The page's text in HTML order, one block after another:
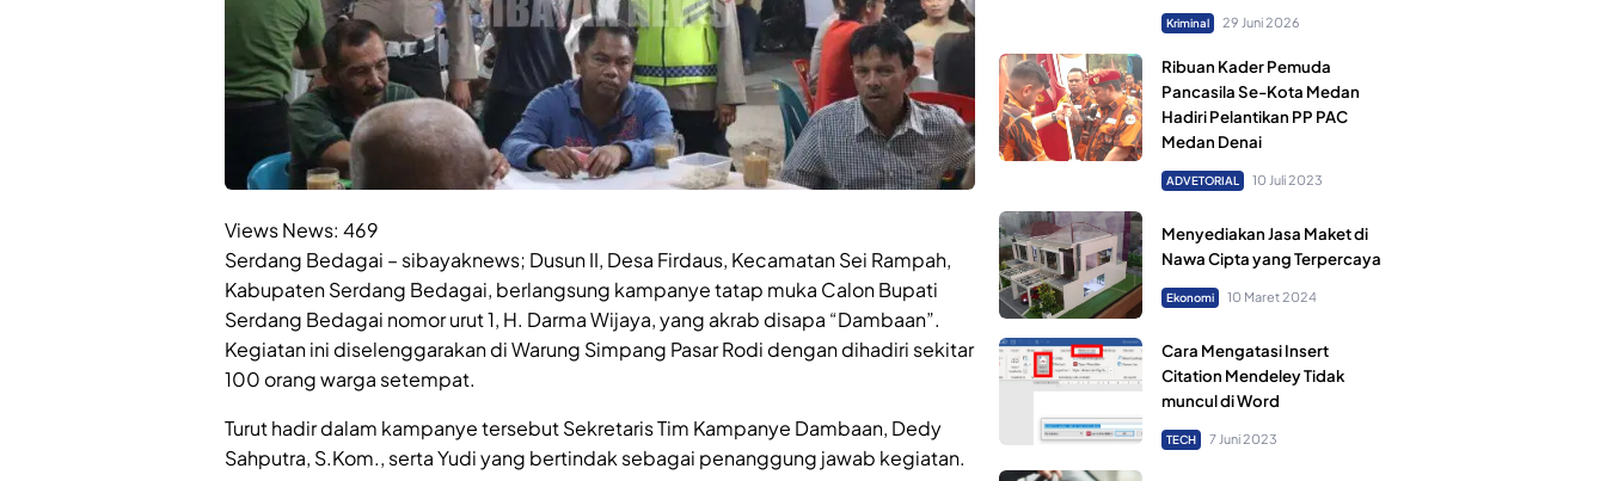
Views News: 469
Serdang Bedagai – sibayaknews; Dusun II, Desa Firdaus, Kecamatan Sei Rampah,
Kabupaten Serdang Bedagai, berlangsung kampanye tatap muka Calon Bupati
Serdang Bedagai nomor urut 1, H. Darma Wijaya, yang akrab disapa “Dambaan”.
Kegiatan ini diselenggarakan di Warung Simpang Pasar Rodi dengan dihadiri sekitar
100 orang warga setempat.
Turut hadir dalam kampanye tersebut Sekretaris Tim Kampanye Dambaan, Dedy
Sahputra, S.Kom., serta Yudi yang bertindak sebagai penanggung jawab kegiatan.
Kriminal 29 Juni 2026
Ribuan Kader Pemuda
Pancasila Se-Kota Medan
Hadiri Pelantikan PP PAC
Medan Denai
ADVETORIAL 10 Juli 2023
Menyediakan Jasa Maket di
Nawa Cipta yang Terpercaya
Ekonomi 10 Maret 2024
Cara Mengatasi Insert
Citation Mendeley Tidak
muncul di Word
TECH 7 Juni 2023